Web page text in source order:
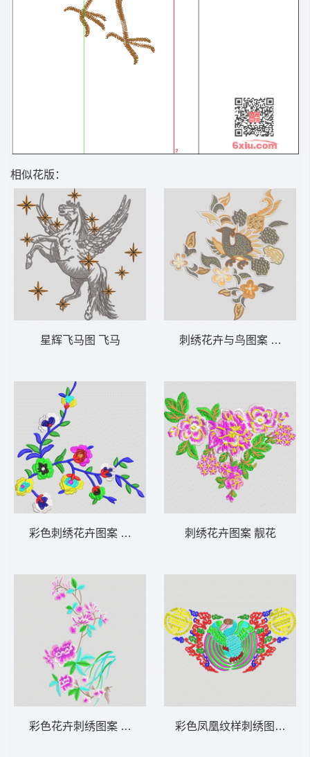
相似花版：
星辉飞马图 飞马
彩色刺绣花卉图案 靓花
彩色花卉刺绣图案 靓花 旗袍
刺绣花卉与鸟图案 抽象 鸟
刺绣花卉图案 靓花
彩色凤凰纹样刺绣图案 鹤